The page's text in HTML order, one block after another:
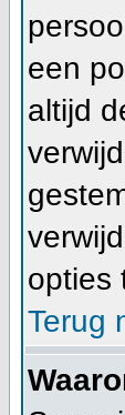
een
altijd
opties
Terug